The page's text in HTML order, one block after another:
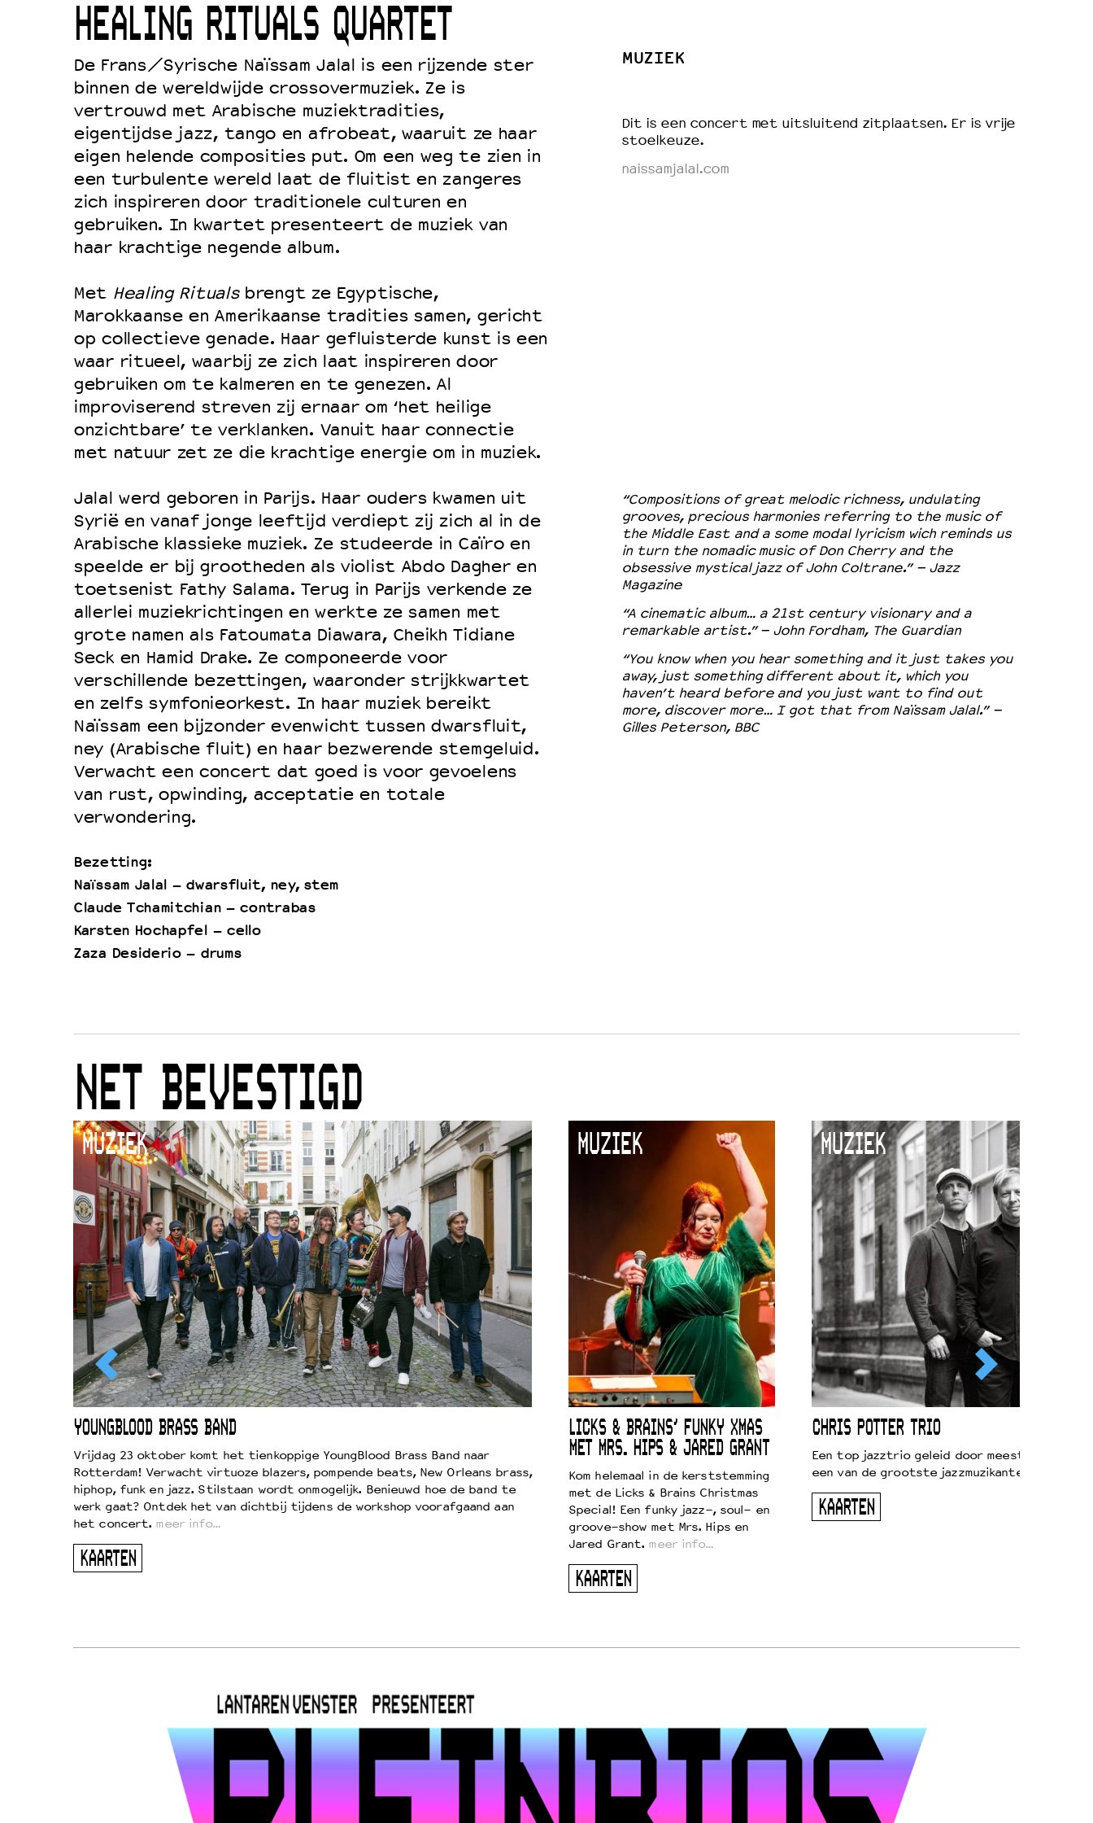
Duurzaamheid
Ruimte voor artistieke vrijheid – VNPF
HEALING RITUALS QUARTET
De Frans/Syrische Naïssam Jalal is een rijzende ster
binnen de wereldwijde crossovermuziek. Ze is
vertrouwd met Arabische muziektradities,
eigentijdse jazz, tango en afrobeat, waaruit ze haar
eigen helende composities put. Om een weg te zien in
een turbulente wereld laat de fluitist en zangeres
zich inspireren door traditionele culturen en
gebruiken. In kwartet presenteert de muziek van
haar krachtige negende album.
Met Healing Ritualsbrengt ze Egyptische,
Marokkaanse en Amerikaanse tradities samen, gericht
op collectieve genade. Haar gefluisterde kunst is een
waar ritueel, waarbij ze zich laat inspireren door
gebruiken om te kalmeren en te genezen. Al
improviserend streven zij ernaar om ‘het heilige
onzichtbare’ te verklanken. Vanuit haar connectie
met natuur zet ze die krachtige energie om in muziek.
Jalal werd geboren in Parijs. Haar ouders kwamen uit
Syrië en vanaf jonge leeftijd verdiept zij zich al in de
Arabische klassieke muziek. Ze studeerde in Caïro en
speelde er bij grootheden als violist Abdo Dagher en
toetsenist Fathy Salama. Terug in Parijs verkende ze
allerlei muziekrichtingen en werkte ze samen met
grote namen als Fatoumata Diawara, Cheikh Tidiane
Seck en Hamid Drake. Ze componeerde voor
verschillende bezettingen, waaronder strijkkwartet
en zelfs symfonieorkest. In haar muziek bereikt
Naïssam een bijzonder evenwicht tussen dwarsfluit,
ney (Arabische fluit) en haar bezwerende stemgeluid.
Verwacht een concert dat goed is voor gevoelens
van rust, opwinding, acceptatie en totale
verwondering.
Bezetting:
Naïssam Jalal – dwarsfluit, ney, stem
Claude Tchamitchian – contrabas
Karsten Hochapfel – cello
Zaza Desiderio – drums
MUZIEK
Dit is een concert met uitsluitend zitplaatsen. Er is vrije
stoelkeuze.
naissamjalal.com
“Compositions of great melodic richness, undulating
grooves, precious harmonies referring to the music of
the Middle East and a some modal lyricism wich reminds us
in turn the nomadic music of Don Cherry and the
obsessive mystical jazz of John Coltrane.” – Jazz
Magazine
“A cinematic album… a 21st century visionary and a
remarkable artist.” – John Fordham, The Guardian
“You know when you hear something and it just takes you
away, just something different about it, which you
haven’t heard before and you just want to find out
more, discover more… I got that from Naïssam Jalal.” –
Gilles Peterson, BBC
NET BEVESTIGD
MUZIEK
YOUNGBLOOD BRASS BAND
Vrijdag 23 oktober komt het tienkoppige YoungBlood Brass Band naar
Rotterdam! Verwacht virtuoze blazers, pompende beats, New Orleans brass,
hiphop, funk en jazz. Stilstaan wordt onmogelijk. Benieuwd hoe de band te
werk gaat? Ontdek het van dichtbij tijdens de workshop voorafgaand aan
het concert. meer info…
KAARTEN
MUZIEK
LICKS & BRAINS’ FUNKY XMAS
MET MRS. HIPS & JARED GRANT
Kom helemaal in de kerststemming
met de Licks & Brains Christmas
Special! Een funky jazz-, soul- en
groove-show met Mrs. Hips en
Jared Grant. meer info…
KAARTEN
MUZIEK
CHRIS POTTER TRIO
Een top jazztrio geleid door
een van de grootste jazzmuzikanten van zijn
KAARTEN